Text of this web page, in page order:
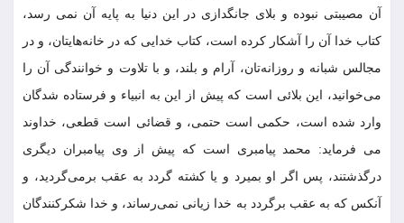
آن مصیبتى نبوده و بلاى جانگدازى در این دنیا به پایه آن نمی رسد،
کتاب خدا آن را آشکار کرده است، کتاب خدایى که در خانه‏‌هایتان، و در
مجالس شبانه و روزانه‏‌تان، آرام و بلند، و با تلاوت و خوانندگى آن را
مى‌‏خوانید، این بلائى است که پیش از این به انبیاء و فرستاده شدگان
وارد شده است، حکمى است حتمى، و قضائى است قطعى، خداوند
می فرماید: محمد پیامبرى است که پیش از وى پیامبران دیگرى
درگذشتند، پس اگر او بمیرد و یا کشته گردد به عقب برمى‌‏گردید، و
آنکس که به عقب برگردد به خدا زیانى نمی‌رساند، و خدا شکرکنندگان